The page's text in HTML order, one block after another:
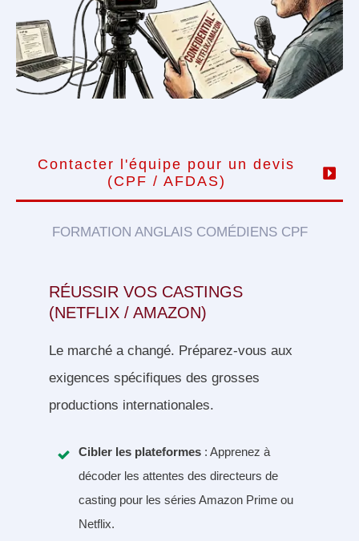
Contacter l'équipe pour un devis
(CPF / AFDAS)
FORMATION ANGLAIS COMÉDIENS CPF
RÉUSSIR VOS CASTINGS
(NETFLIX / AMAZON)
Le marché a changé. Préparez-vous aux
exigences spécifiques des grosses
productions internationales.
Cibler les plateformes : Apprenez à
décoder les attentes des directeurs de
casting pour les séries Amazon Prime ou
Netflix.